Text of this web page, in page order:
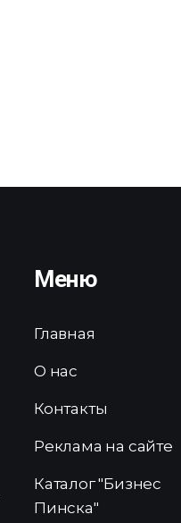
Меню
Главная
О нас
Контакты
Реклама на сайте
Каталог "Бизнес
Пинска"